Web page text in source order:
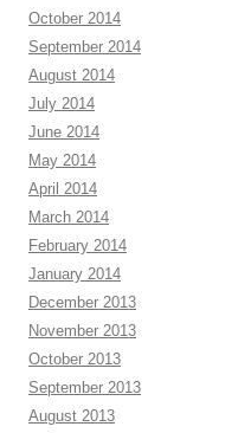
October 2014
September 2014
August 2014
July 2014
June 2014
May 2014
April 2014
March 2014
February 2014
January 2014
December 2013
November 2013
October 2013
September 2013
August 2013